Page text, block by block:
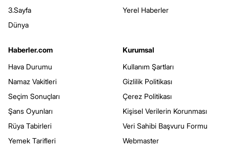
3.Sayfa
Dünya
Yerel Haberler
Haberler.com
Hava Durumu
Namaz Vakitleri
Seçim Sonuçları
Şans Oyunları
Rüya Tabirleri
Yemek Tarifleri
Kurumsal
Kullanım Şartları
Gizlilik Politikası
Çerez Politikası
Kişisel Verilerin Korunması
Veri Sahibi Başvuru Formu
Webmaster